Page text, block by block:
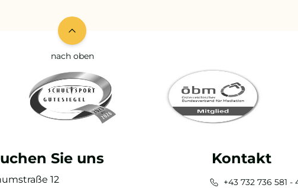
nach oben
Sie uns
12
Kontakt
+43 732 736 581 -